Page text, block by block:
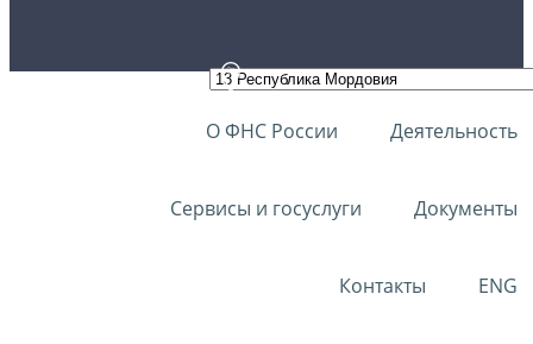
О ФНС России Деятельность
Сервисы и госуслуги Документы
Контакты ENG